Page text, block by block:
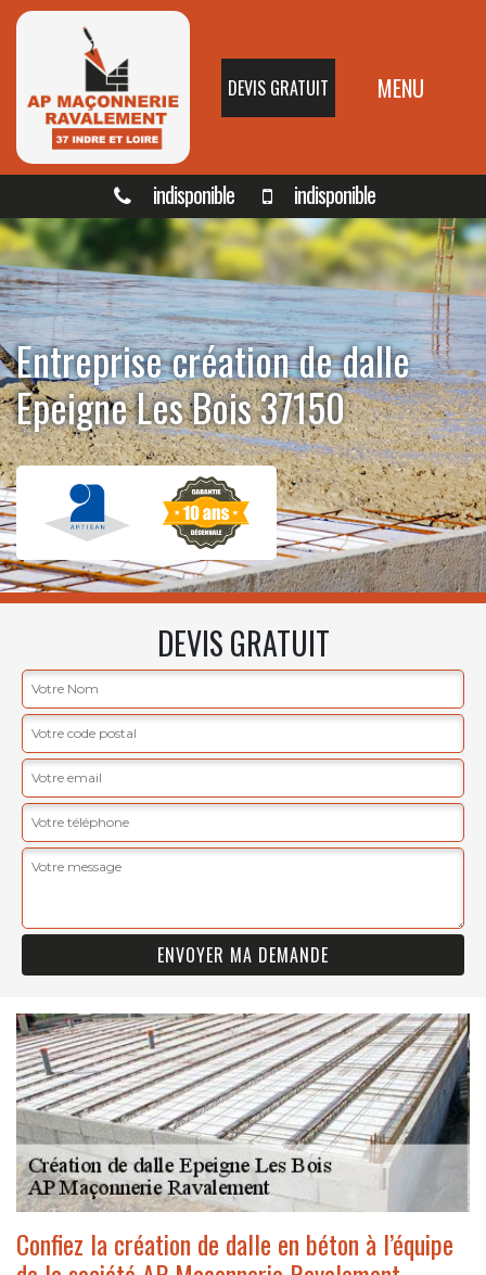
DEVIS GRATUIT MENU
indisponible indisponible
Entreprise création de dalle
Epeigne Les Bois 37150
DEVIS GRATUIT
Confiez la création de dalle en béton à l’équipe